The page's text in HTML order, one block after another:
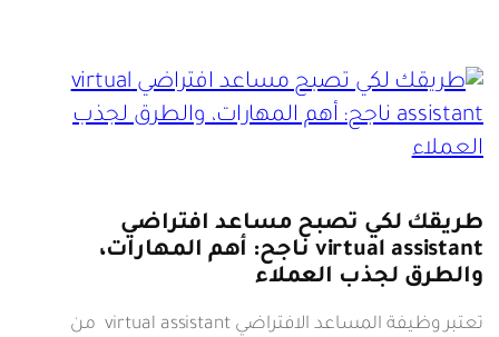
طريقك لكي تصبح مساعد افتراضي
virtual assistant ناجح: أهم المهارات،
والطرق لجذب العملاء
تعتبر وظيفة المساعد الافتراضي virtual assistant من